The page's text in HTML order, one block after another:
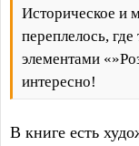
Историческое и
переплелось,
элементами
интересно!
В книге есть